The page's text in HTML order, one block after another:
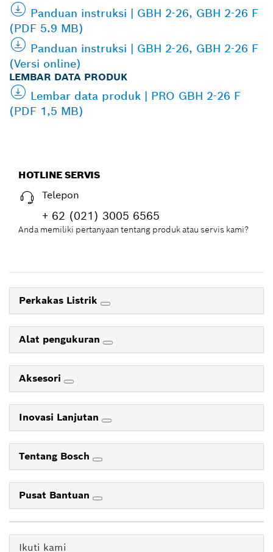
Panduan instruksi | GBH 2-26, GBH 2-26 F
(PDF 5.9 MB)
Panduan instruksi | GBH 2-26, GBH 2-26 F
(Versi online)
LEMBAR DATA PRODUK
Lembar data produk | PRO GBH 2-26 F
(PDF 1,5 MB)
HOTLINE SERVIS
Telepon
+ 62 (021) 3005 6565
Anda memiliki pertanyaan tentang produk atau servis kami?
Perkakas Listrik
Alat pengukuran
Aksesori
Inovasi Lanjutan
Tentang Bosch
Pusat Bantuan
Ikuti kami